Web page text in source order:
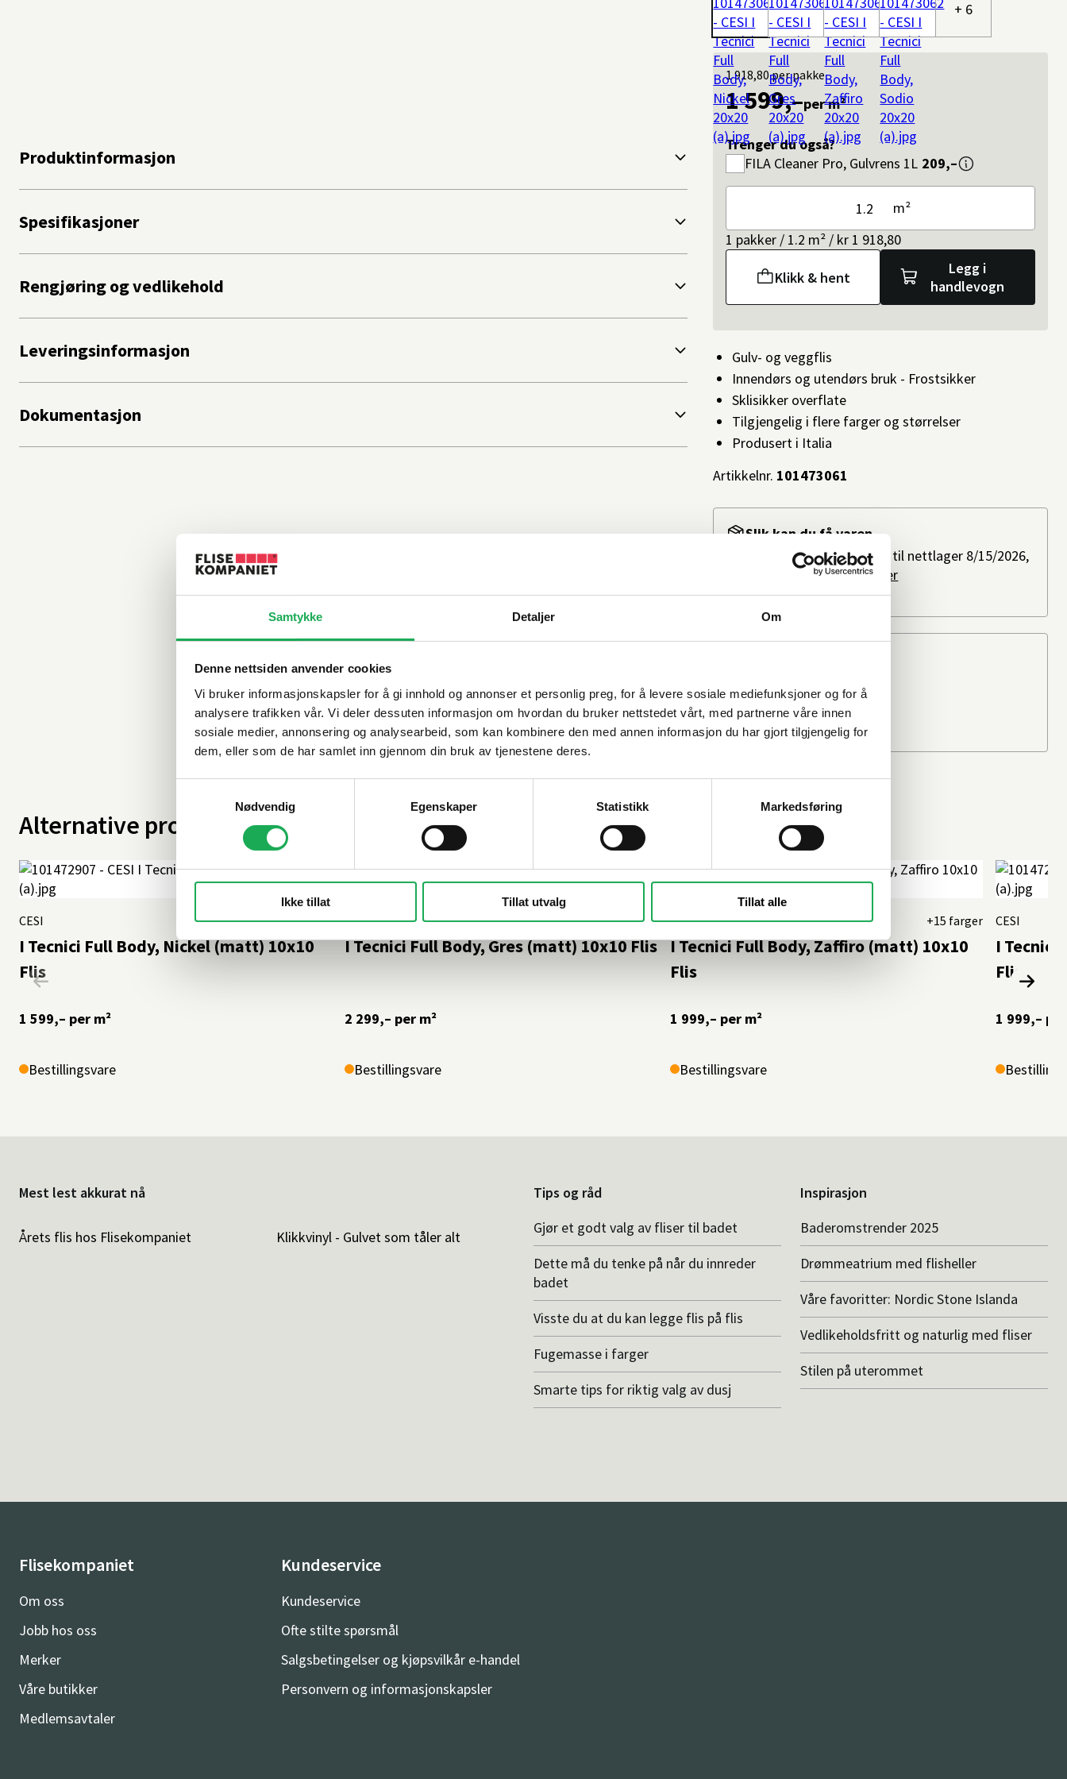
Samtykke Detaljer Om
Denne nettsiden anvender cookies
Vi bruker informasjonskapsler for å gi innhold og annonser et personlig preg, for å levere sosiale mediefunksjoner og for å
analysere trafikken vår. Vi deler dessuten informasjon om hvordan du bruker nettstedet vårt, med partnerne våre innen
sosiale medier, annonsering og analysearbeid, som kan kombinere den med annen informasjon du har gjort tilgjengelig for
dem, eller som de har samlet inn gjennom din bruk av tjenestene deres.
Nødvendig
Egenskaper Statistikk Markedsføring
Ikke tillat Tillat utvalg Tillat alle
+ 6
1 918,80 per pakke
1 599,–per m²
Trenger du også?
FILA Cleaner Pro, Gulvrens 1L 209,–
m²
1 pakker / 1.2 m² / kr 1 918,80
Klikk & hent
Legg i
handlevogn
Slik kan du få varen
Bestillingsvare: Forventes til nettlager 8/15/2026,
ved bestilling i dag.Les mer
På lager i1 butikk
Gulv- og veggflis
Innendørs og utendørs bruk - Frostsikker
Sklisikker overflate
Tilgjengelig i flere farger og størrelser
Produsert i Italia
Artikkelnr. 101473061
Produktinformasjon
Spesifikasjoner
Rengjøring og vedlikehold
Leveringsinformasjon
Dokumentasjon
Alternative produkter
I Tecnici Full Body, Nickel (matt) 10x10
Flis
CESI +15 farger
1 599,– per m²
Bestillingsvare
I Tecnici Full Body, Gres (matt) 10x10 Flis
CESI +15 farger
2 299,– per m²
Bestillingsvare
I Tecnici Full Body, Zaffiro (matt) 10x10
Flis
CESI +15 farger
1 999,– per m²
Bestillingsvare
I Tecnici
Flis
CESI
1 999,–
Mest lest akkurat nå
Årets flis hos Flisekompaniet Klikkvinyl - Gulvet som tåler alt
Tips og råd
Gjør et godt valg av fliser til badet
Dette må du tenke på når du innreder
badet
Visste du at du kan legge flis på flis
Fugemasse i farger
Smarte tips for riktig valg av dusj
Inspirasjon
Baderomstrender 2025
Drømmeatrium med flisheller
Våre favoritter: Nordic Stone Islanda
Vedlikeholdsfritt og naturlig med fliser
Stilen på uterommet
Flisekompaniet
Om oss
Jobb hos oss
Merker
Våre butikker
Medlemsavtaler
Kundeservice
Kundeservice
Ofte stilte spørsmål
Salgsbetingelser og kjøpsvilkår e-handel
Personvern og informasjonskapsler